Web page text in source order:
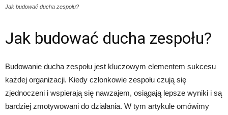
Jak budować ducha zespołu?
Jak budować ducha zespołu?
Budowanie ducha zespołu jest kluczowym elementem sukcesu
każdej organizacji. Kiedy członkowie zespołu czują się
zjednoczeni i wspierają się nawzajem, osiągają lepsze wyniki i są
bardziej zmotywowani do działania. W tym artykule omówimy